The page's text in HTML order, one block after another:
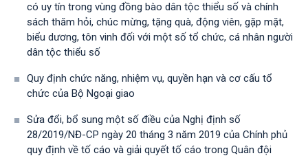
có uy tín trong vùng đồng bào dân tộc thiểu số và chính
sách thăm hỏi, chúc mừng, tặng quà, động viên, gặp mặt,
biểu dương, tôn vinh đối với một số tổ chức, cá nhân người
dân tộc thiểu số
Quy định chức năng, nhiệm vụ, quyền hạn và cơ cấu tổ
chức của Bộ Ngoại giao
Sửa đổi, bổ sung một số điều của Nghị định số
28/2019/NĐ-CР ngày 20 tháng 3 năm 2019 của Chính phủ
quy định về tố cáo và giải quyết tố cáo trong Quân đội